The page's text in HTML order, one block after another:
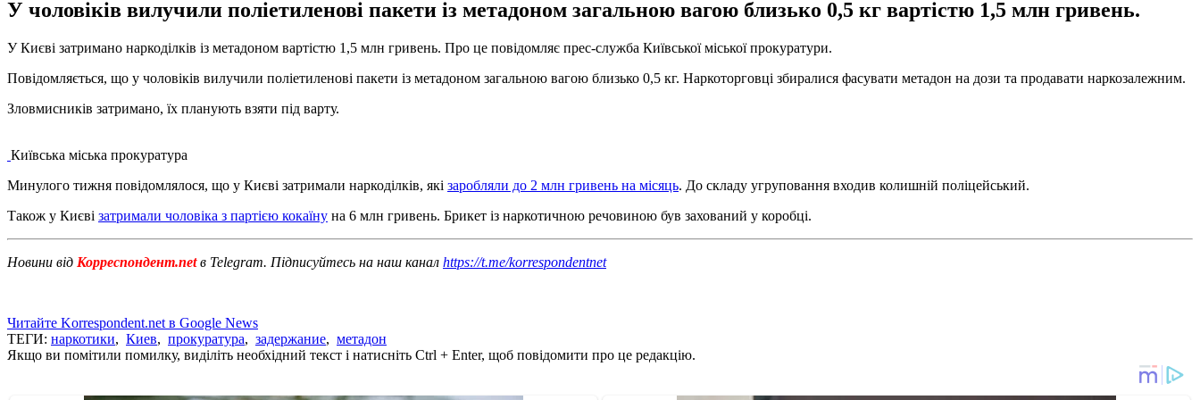
У чоловіків вилучили поліетиленові пакети із метадоном загальною вагою близько 0,5 кг вартістю 1,5 млн гривень.
У Києві затримано наркоділків із метадоном вартістю 1,5 млн гривень. Про це повідомляє прес-служба Київської міської прокуратури.
Повідомляється, що у чоловіків вилучили поліетиленові пакети із метадоном загальною вагою близько 0,5 кг. Наркоторговці збиралися фасувати метадон на дози та продавати наркозалежним.
Зловмисників затримано, їх планують взяти під варту.
Київська міська прокуратура
Минулого тижня повідомлялося, що у Києві затримали наркоділків, які заробляли до 2 млн гривень на місяць. До складу угруповання входив колишній поліцейський.
Також у Києві затримали чоловіка з партією кокаїну на 6 млн гривень. Брикет із наркотичною речовиною був захований у коробці.
Новини від Корреспондент.netв Telegram. Підписуйтесь на наш канал https://t.me/korrespondentnet
Читайте Korrespondent.net в Google News
ТЕГИ: наркотики, Киев, прокуратура, задержание, метадон
Якщо ви помітили помилку, виділіть необхідний текст і натисніть Ctrl + Enter, щоб повідомити про це редакцію.